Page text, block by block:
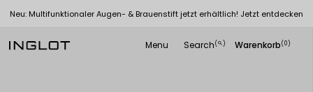
Neu: Multifunktionaler Augen- & Brauenstift jetzt erhältlich! Jetzt entdecken
Menu Search(
search ) Warenkorb(0)